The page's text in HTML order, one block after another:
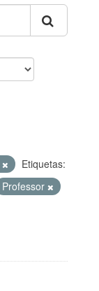
Etiquetas:
Professor